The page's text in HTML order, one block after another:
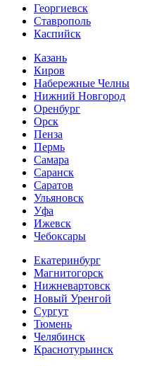
Георгиевск
Ставрополь
Каспийск
Казань
Киров
Набережные Челны
Нижний Новгород
Оренбург
Орск
Пенза
Пермь
Самара
Саранск
Саратов
Ульяновск
Уфа
Ижевск
Чебоксары
Екатеринбург
Магнитогорск
Нижневартовск
Новый Уренгой
Сургут
Тюмень
Челябинск
Краснотурьинск